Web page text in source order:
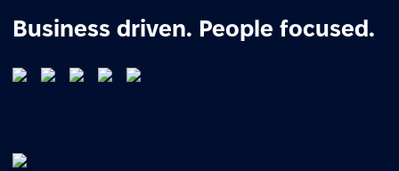
Business driven. People focused.